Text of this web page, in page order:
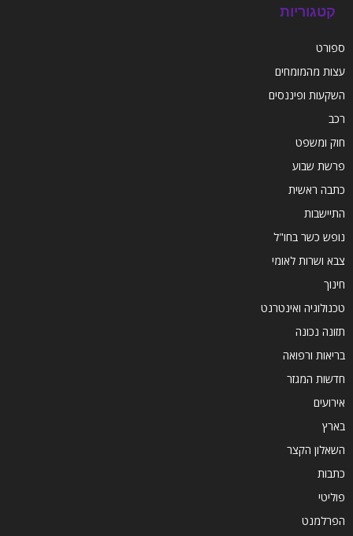
קטגוריות
ספורט
עצות מהמומחים
השקעות ופיננסים
רכב
חוק ומשפט
פרשת שבוע
כתבה ראשית
התיישבות
נופש כשר בחו"ל
צבא ושרות לאומי
חינוך
טכנולוגיה ואינטרנט
תזונה נכונה
בריאות ורפואה
חדשות המגזר
אירועים
בארץ
השאלון הקצר
כתבות
פוליטי
הפרלמנט